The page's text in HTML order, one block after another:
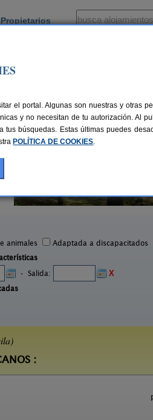
animales
Adaptada a discapacitados
- Salida:
X
:
el portal. Algunas son nuestras y otras
y no necesitan de tu autorización. Al
búsquedas. Estas últimas puedes
POLÍTICA DE COOKIES.